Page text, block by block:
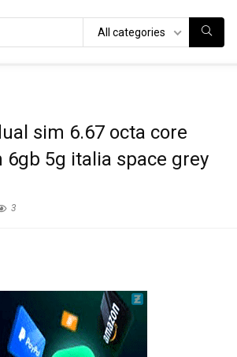
All categories
sim 6.67 octa core
6gb 5g italia space grey
3